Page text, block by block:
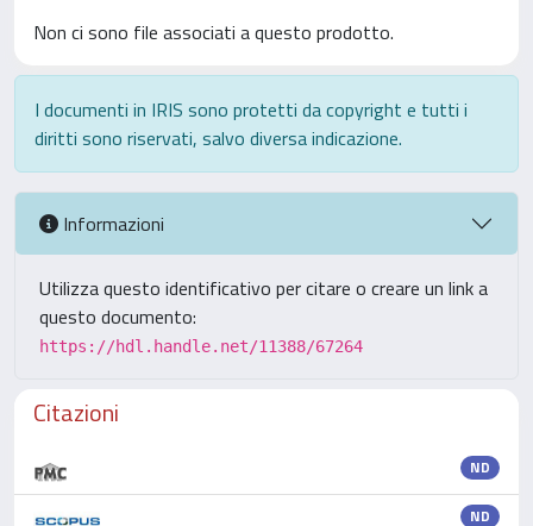
Non ci sono file associati a questo prodotto.
I documenti in IRIS sono protetti da copyright e tutti i
diritti sono riservati, salvo diversa indicazione.
Informazioni
Utilizza questo identificativo per citare o creare un link a
questo documento:
https://hdl.handle.net/11388/67264
Citazioni
ND
ND